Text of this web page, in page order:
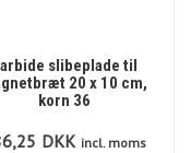
slibeplade til
20 x 10 cm,
korn 36
DKK incl. moms